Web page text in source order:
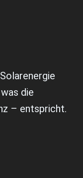
die
– entspricht.